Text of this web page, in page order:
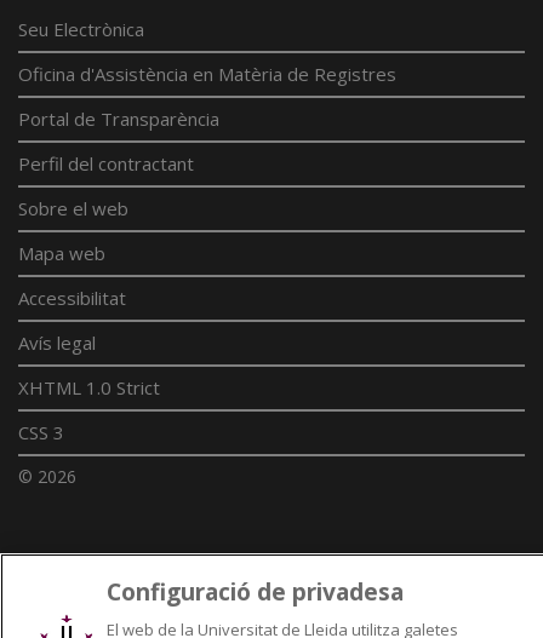
Seu Electrònica
Oficina d'Assistència en Matèria de Registres
Portal de Transparència
Perfil del contractant
Sobre el web
Mapa web
Accessibilitat
Avís legal
XHTML 1.0 Strict
CSS 3
© 2026
Xarxes universitàries
Configuració de privadesa
El web de la Universitat de Lleida utilitza galetes